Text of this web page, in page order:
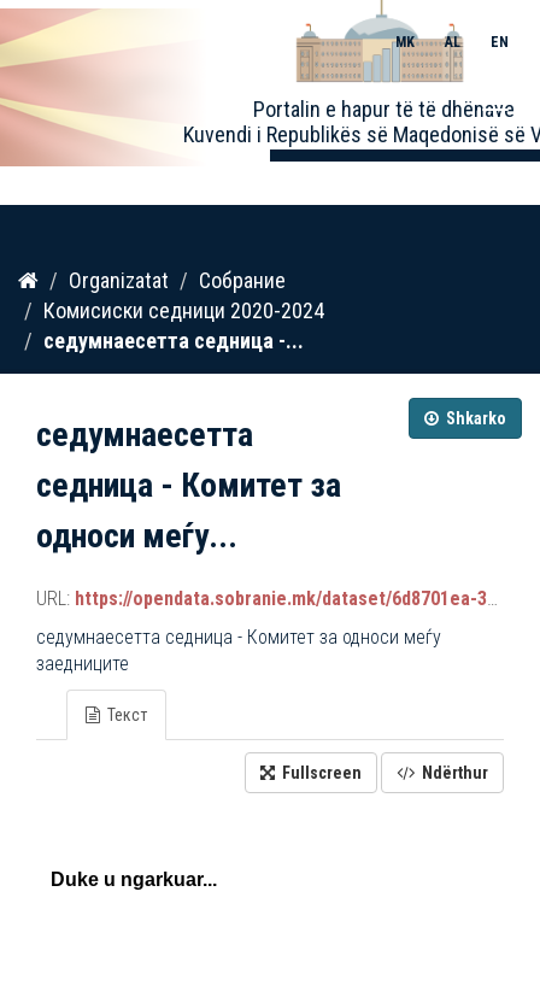
Kalo
përmbajtja
Portalin e hapur të të dhënave
Kuvendi i Republikës së Maqedonisë së
MK AL EN
Toggle
Organizatat
Собрание
Комисиски седници 2020-2024
седумнаесетта седница -...
Shkarko
седумнаесетта
седница - Комитет за
односи меѓу...
URL: https://opendata.sobranie.mk/dataset/6d8701ea-3a42-465d-8f88-639bc6dc1a8e/resource/c25b47ef-e5b3-4c24-8049-2d1dd3db453a/download/komisiski_sednici.json
седумнаесетта седница - Комитет за односи меѓу
заедниците
Текст
Fullscreen Ndërthur